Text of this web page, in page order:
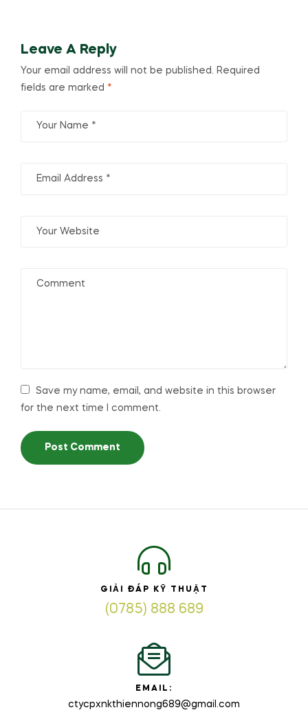
Leave A Reply
Your email address will not be published. Required
fields are marked *
Save my name, email, and website in this browser
for the next time I comment.
GIẢI ĐÁP KỸ THUẬT
(0785) 888 689
EMAIL:
ctycpxnkthiennong689@gmail.com